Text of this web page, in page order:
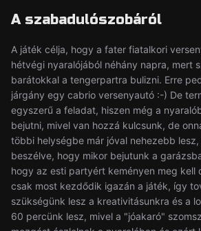
A szabadulószobáról
A játék célja, hogy a fater fiatalkori
hétvégi nyaralójából néhány napra, mert
barátokkal a tengerpartra bulizni. Erre
járgány egy cabrio versenyautó :-) De
egyszerű a feladat, hiszen még a
bejutni, mivel van hozzá kulcsunk, de
többi helységbe már jóval nehezebb lesz,
beszélve, hogy mikor bejutunk a
hogy az esti partyért keményen meg kell
csak most kezdődik igazán a játék, így
szükségünk lesz a kreativitásunkra és a
60 percünk lesz, mivel a "jóakaró"